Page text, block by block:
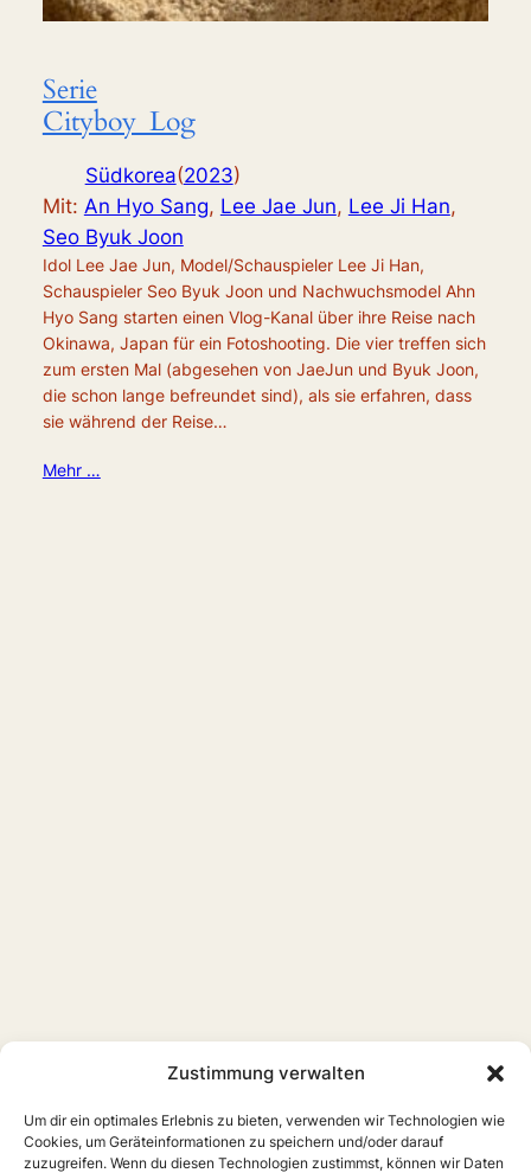
Zustimmung verwalten
Um dir ein optimales Erlebnis zu bieten, verwenden wir Technologien wie
Cookies, um Geräteinformationen zu speichern und/oder darauf
zuzugreifen. Wenn du diesen Technologien zustimmst, können wir Daten
Serie
Cityboy_Log
Südkorea(2023)
Mit: An Hyo Sang, Lee Jae Jun, Lee Ji Han,
Seo Byuk Joon
Idol Lee Jae Jun, Model/Schauspieler Lee Ji Han,
Schauspieler Seo Byuk Joon und Nachwuchsmodel Ahn
Hyo Sang starten einen Vlog-Kanal über ihre Reise nach
Okinawa, Japan für ein Fotoshooting. Die vier treffen sich
zum ersten Mal (abgesehen von JaeJun und Byuk Joon,
die schon lange befreundet sind), als sie erfahren, dass
sie während der Reise…
Mehr …